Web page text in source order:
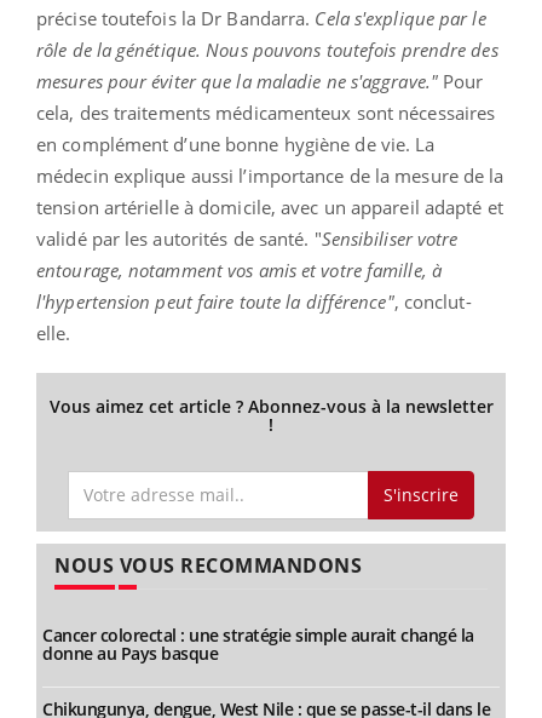
précise toutefois la Dr Bandarra. Cela s'explique par le
rôle de la génétique. Nous pouvons toutefois prendre des
mesures pour éviter que la maladie ne s'aggrave."Pour
cela, des traitements médicamenteux sont nécessaires
en complément d’une bonne hygiène de vie. La
médecin explique aussi l’importance de la mesure de la
tension artérielle à domicile, avec un appareil adapté et
validé par les autorités de santé. "Sensibiliser votre
entourage, notamment vos amis et votre famille, à
l'hypertension peut faire toute la différence", conclut-
elle.
Vous aimez cet article ? Abonnez-vous à la newsletter
!
S'inscrire
NOUS VOUS RECOMMANDONS
Cancer colorectal : une stratégie simple aurait changé la
donne au Pays basque
Chikungunya, dengue, West Nile : que se passe-t-il dans le